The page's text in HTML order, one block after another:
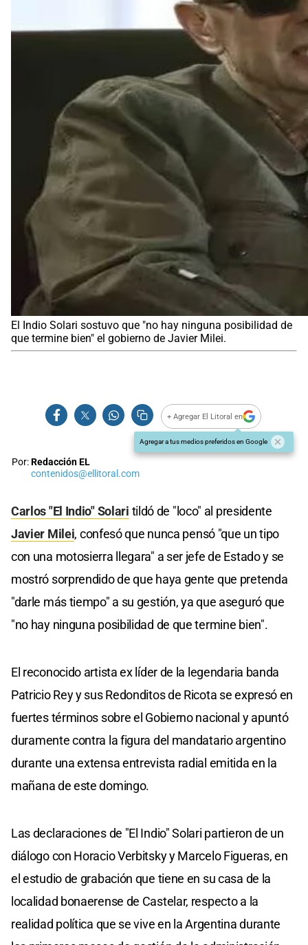
El Indio Solari sostuvo que "no hay ninguna posibilidad de
que termine bien" el gobierno de Javier Milei.
+ Agregar El Litoral en
Agregar a tus medios preferidos en Google
Por:Redacción EL
contenidos@ellitoral.com
Carlos "El Indio" Solari tildó de "loco" al presidente
Javier Milei, confesó que nunca pensó "que un tipo
con una motosierra llegara" a ser jefe de Estado y se
mostró sorprendido de que haya gente que pretenda
"darle más tiempo" a su gestión, ya que aseguró que
"no hay ninguna posibilidad de que termine bien".
El reconocido artista ex líder de la legendaria banda
Patricio Rey y sus Redonditos de Ricota se expresó en
fuertes términos sobre el Gobierno nacional y apuntó
duramente contra la figura del mandatario argentino
durante una extensa entrevista radial emitida en la
mañana de este domingo.
Las declaraciones de "El Indio" Solari partieron de un
diálogo con Horacio Verbitsky y Marcelo Figueras, en
el estudio de grabación que tiene en su casa de la
localidad bonaerense de Castelar, respecto a la
realidad política que se vive en la Argentina durante